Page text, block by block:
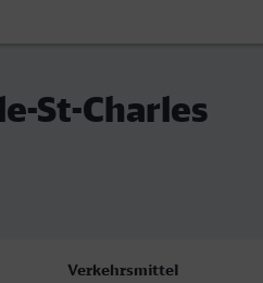
St-Charles
Verkehrsmittel